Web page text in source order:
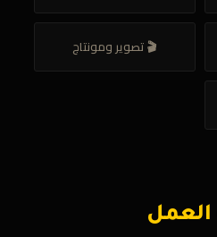
🎬 تصوير ومونتاج
العمل